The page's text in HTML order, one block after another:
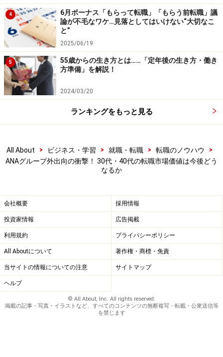
4
6月ボーナス「もらって転職」「もらう前転職」議
論が不毛なワケ…見落としてはいけない“大切なこ
と”
2025/06/19
5
55歳からの生き方とは……「定年後の生き方・働き
方準備」を解説！
2024/03/20
ランキングをもっと見る
All About > ビジネス・学習 > 就職・転職 > 転職のノウハウ
>
ANAグループ外出向の衝撃！ 30代・40代の転職市場価値は今後どう
なるか
会社概要 採用情報
投資家情報 広告掲載
利用規約 プライバシーポリシー
All Aboutについて 著作権・商標・免責
当サイトの情報についての注意 サイトマップ
ヘルプ
© All About, Inc. All rights reserved.
掲載の記事・写真・イラストなど、すべてのコンテンツの無断複写・転載・公衆送信等
を禁じます